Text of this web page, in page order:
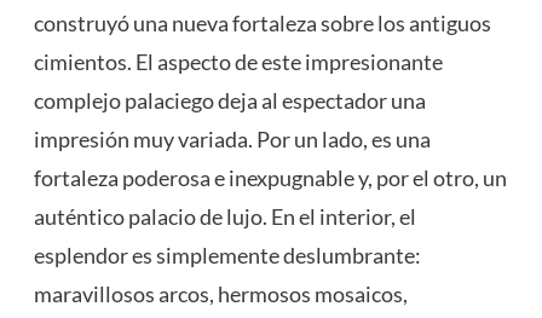
construyó una nueva fortaleza sobre los antiguos
cimientos. El aspecto de este impresionante
complejo palaciego deja al espectador una
impresión muy variada. Por un lado, es una
fortaleza poderosa e inexpugnable y, por el otro, un
auténtico palacio de lujo. En el interior, el
esplendor es simplemente deslumbrante:
maravillosos arcos, hermosos mosaicos,